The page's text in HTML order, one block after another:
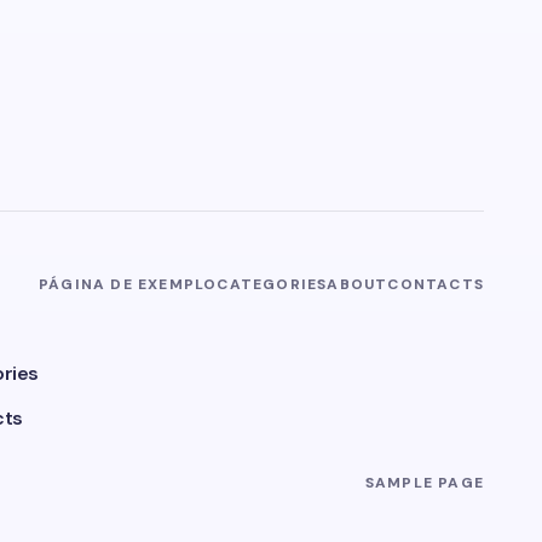
PÁGINA DE EXEMPLOCATEGORIESABOUTCONTACTS
SAMPLE PAGE